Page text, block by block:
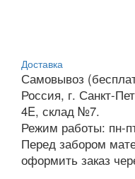
Доставка
Самовывоз
Россия, г. Санкт-
4E, склад №7.
Режим работы: пн-
Перед забором
оформить заказ